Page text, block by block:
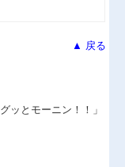
▲ 戻る